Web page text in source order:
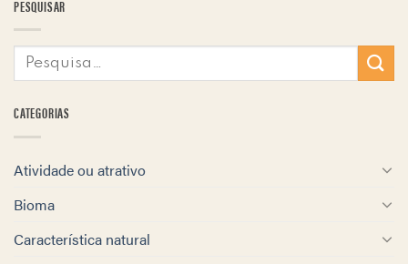
PESQUISAR
CATEGORIAS
Atividade ou atrativo
Bioma
Característica natural